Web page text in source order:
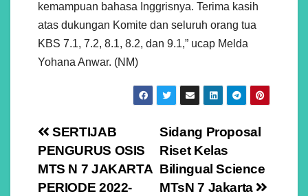
kemampuan bahasa Inggrisnya. Terima kasih
atas dukungan Komite dan seluruh orang tua
KBS 7.1, 7.2, 8.1, 8.2, dan 9.1,” ucap Melda
Yohana Anwar. (NM)
Navigasi
pos
Sidang Proposal
Riset Kelas
Bilingual Science
MTsN 7 Jakarta
SERTIJAB
PENGURUS OSIS
MTS N 7 JAKARTA
PERIODE 2022-